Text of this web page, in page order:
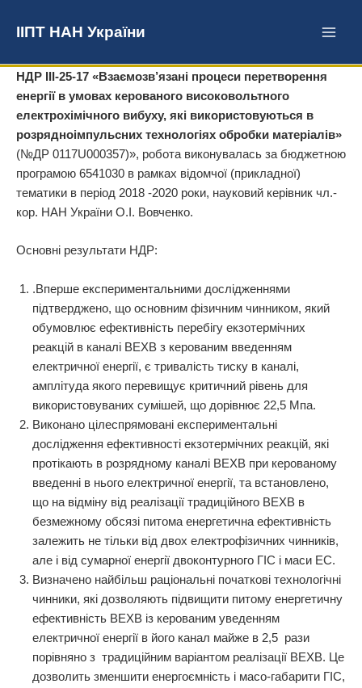
ІІПТ НАН України
НДР IІІ-25-17 «Взаємозв’язані процеси перетворення
енергії в умовах керованого високовольтного
електрохімічного вибуху, які використовуються в
розрядноімпульсних технологіях обробки матеріалів»
(№ДР 0117U000357)», робота виконувалась за бюджетною
програмою 6541030 в рамках відомчої (прикладної)
тематики в період 2018 -2020 роки, науковий керівник чл.-
кор. НАН України О.І. Вовченко.
Основні результати НДР:
.Вперше експериментальними дослідженнями
підтверджено, що основним фізичним чинником, який
обумовлює ефективність перебігу екзотермічних
реакцій в каналі ВЕХВ з керованим введенням
електричної енергії, є тривалість тиску в каналі,
амплітуда якого перевищує критичний рівень для
використовуваних сумішей, що дорівнює 22,5 Мпа.
Виконано цілеспрямовані експериментальні
дослідження ефективності екзотермічних реакцій, які
протікають в розрядному каналі ВЕХВ при керованому
введенні в нього електричної енергії, та встановлено,
що на відміну від реалізації традиційного ВЕХВ в
безмежному обсязі питома енергетична ефективність
залежить не тільки від двох електрофізичних чинників,
але і від сумарної енергії двоконтурного ГІС і маси ЕС.
Визначено найбільш раціональні початкові технологічні
чинники, які дозволяють підвищити питому енергетичну
ефективність ВЕХВ із керованим уведенням
електричної енергії в його канал майже в 2,5 рази
порівняно з традиційним варіантом реалізації ВЕХВ. Це
дозволить зменшити енергоємність і масо-габарити ГІС,